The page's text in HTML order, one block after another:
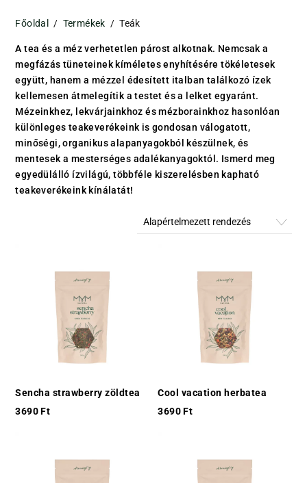
Főoldal / Termékek / Teák
A tea és a méz verhetetlen párost alkotnak. Nemcsak a
megfázás tüneteinek kíméletes enyhítésére tökéletesek
együtt, hanem a mézzel édesített italban találkozó ízek
kellemesen átmelegítik a testet és a lelket egyaránt.
Mézeinkhez, lekvárjainkhoz és mézborainkhoz hasonlóan
különleges teakeverékeink is gondosan válogatott,
minőségi, organikus alapanyagokból készülnek, és
mentesek a mesterséges adalékanyagoktól. Ismerd meg
egyedülálló ízvilágú, többféle kiszerelésben kapható
teakeverékeink kínálatát!
Sencha strawberry zöldtea
3690Ft
Cool vacation herbatea
3690Ft